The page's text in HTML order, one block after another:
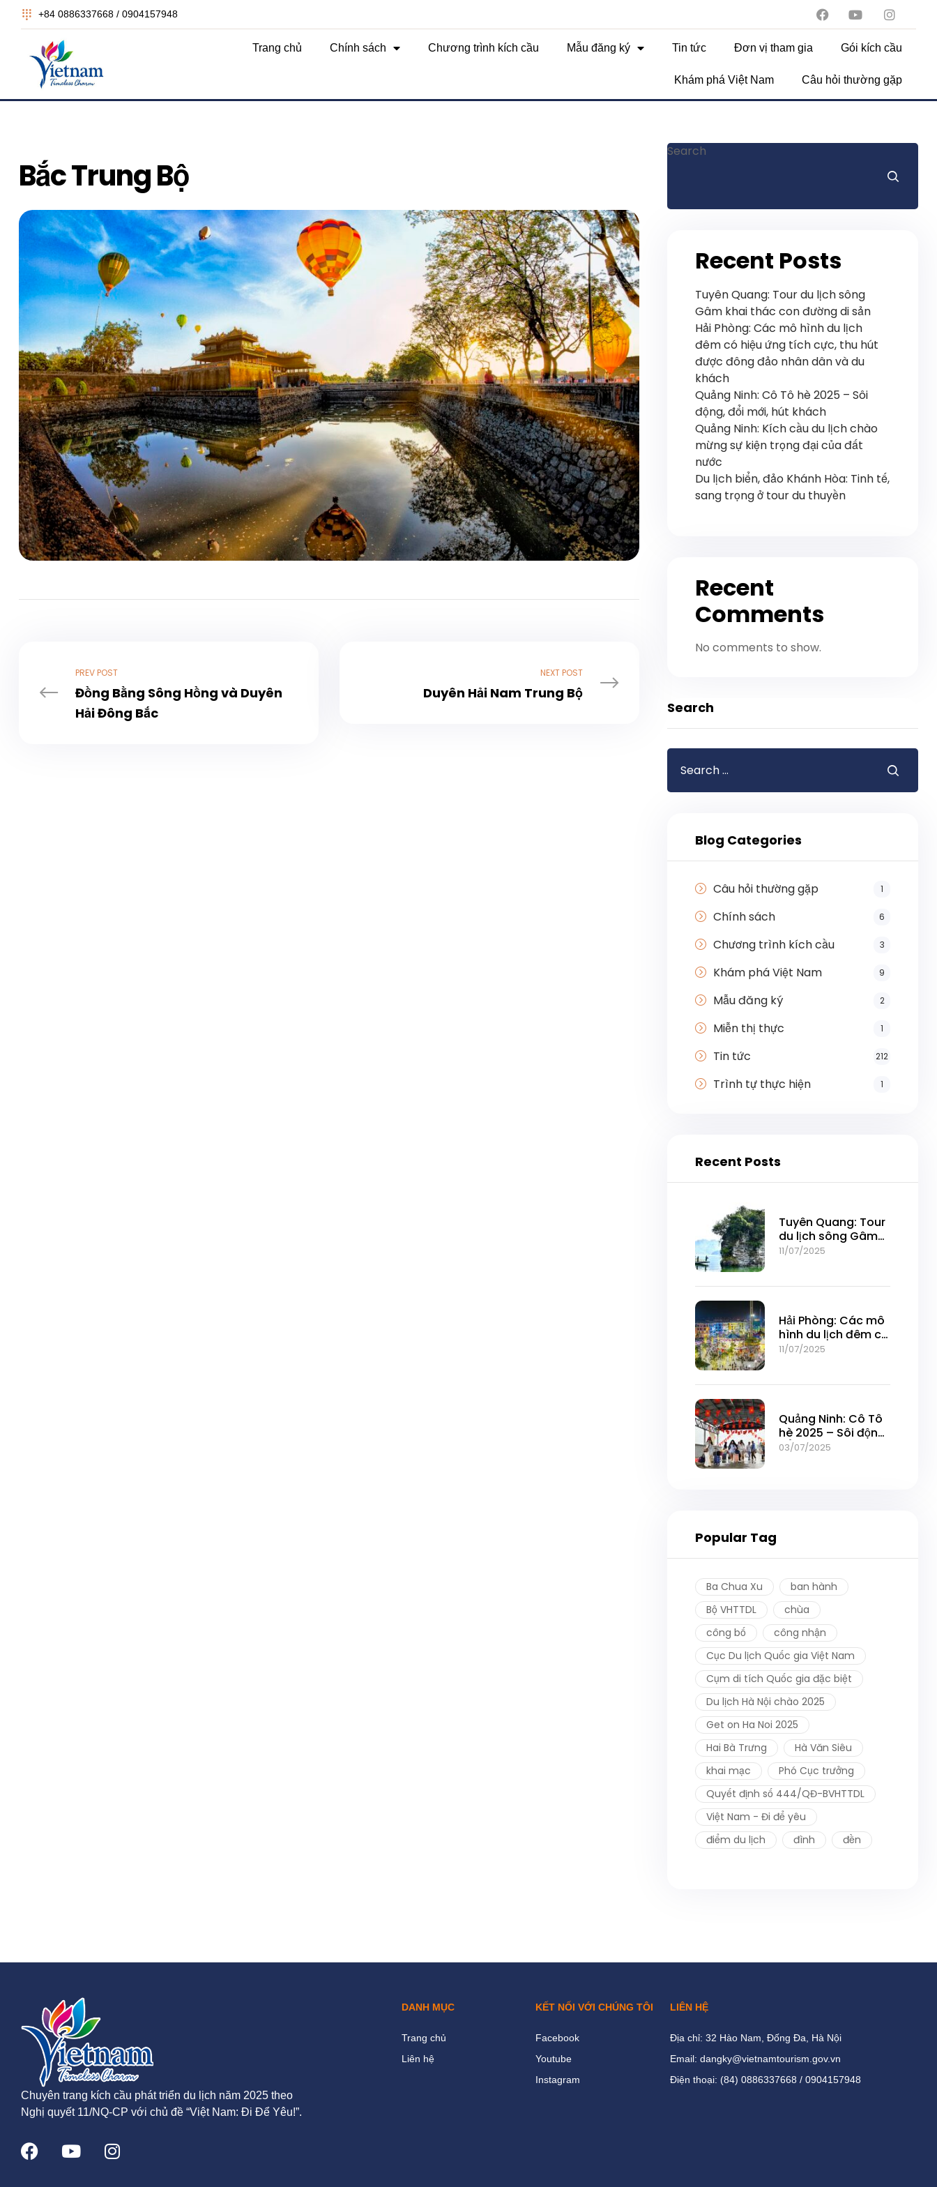
+84 0886337668 / 0904157948
Trang chủ Chính sách Chương trình kích cầu Mẫu đăng ký Tin tức Đơn vị tham gia Gói kích cầu
Khám phá Việt Nam Câu hỏi thường gặp
Bắc Trung Bộ
PREV POST
Đồng Bằng Sông Hồng và Duyên
Hải Đông Bắc
NEXT POST
Duyên Hải Nam Trung Bộ
Search
Recent Posts
Tuyên Quang: Tour du lịch sông
Gâm khai thác con đường di sản
Hải Phòng: Các mô hình du lịch
đêm có hiệu ứng tích cực, thu hút
được đông đảo nhân dân và du
khách
Quảng Ninh: Cô Tô hè 2025 – Sôi
động, đổi mới, hút khách
Quảng Ninh: Kích cầu du lịch chào
mừng sự kiện trọng đại của đất
nước
Du lịch biển, đảo Khánh Hòa: Tinh tế,
sang trọng ở tour du thuyền
Recent
Comments
No comments to show.
Search
Blog Categories
Câu hỏi thường gặp 1
Chính sách 6
Chương trình kích cầu 3
Khám phá Việt Nam 9
Mẫu đăng ký 2
Miễn thị thực 1
Tin tức 212
Trình tự thực hiện 1
Recent Posts
Tuyên Quang: Tour
du lịch sông Gâm
khai thác con
11/07/2025
Hải Phòng: Các mô
hình du lịch đêm có
hiệu ứng tích cực,
du khách
11/07/2025
Quảng Ninh: Cô Tô
hè 2025 – Sôi động,
đổi mới, hút khách
03/07/2025
Popular Tag
Ba Chua Xu
ban hành
Bộ VHTTDL
chùa
công bố
công nhận
Cục Du lịch Quốc gia Việt Nam
Cụm di tích Quốc gia đặc biệt
Du lịch Hà Nội chào 2025
Get on Ha Noi 2025
Hai Bà Trưng
Hà Văn Siêu
khai mạc
Phó Cục trưởng
Quyết định số 444/QĐ-BVHTTDL
Việt Nam - Đi để yêu
điểm du lịch
đình đền
Chuyên trang kích cầu phát triển du lịch năm 2025 theo
Nghị quyết 11/NQ-CP với chủ đề “Việt Nam: Đi Để Yêu!”.
DANH MỤC
Trang chủ
Liên hệ
KẾT NỐI VỚI CHÚNG TÔI
Facebook
Youtube
Instagram
LIÊN HỆ
Địa chỉ: 32 Hào Nam, Đống Đa, Hà Nội
Email: dangky@vietnamtourism.gov.vn
Điện thoại: (84) 0886337668 / 0904157948